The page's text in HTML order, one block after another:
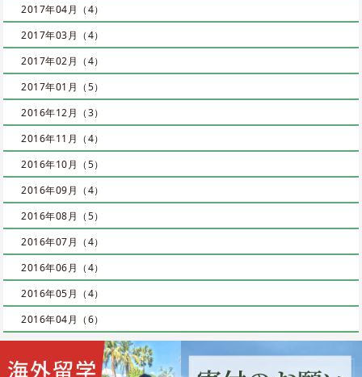
2017年04月（4）
2017年03月（4）
2017年02月（4）
2017年01月（5）
2016年12月（3）
2016年11月（4）
2016年10月（5）
2016年09月（4）
2016年08月（5）
2016年07月（4）
2016年06月（4）
2016年05月（4）
2016年04月（6）